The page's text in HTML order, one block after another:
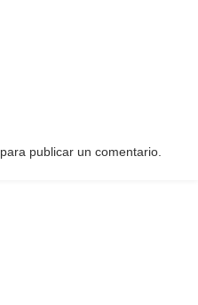
para publicar un comentario.